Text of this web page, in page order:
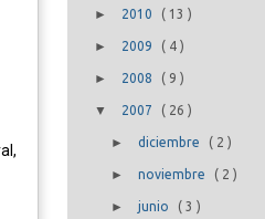
► 2010 ( 13)
► 2009 ( 4)
► 2008 ( 9)
▼ 2007 ( 26)
► diciembre ( 2 )
► noviembre ( 2 )
► junio ( 3 )